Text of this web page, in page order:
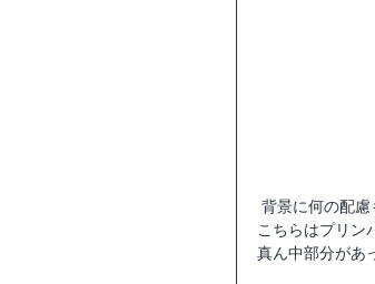
背景に何の配慮
こちらはプリン
真ん中部分があ